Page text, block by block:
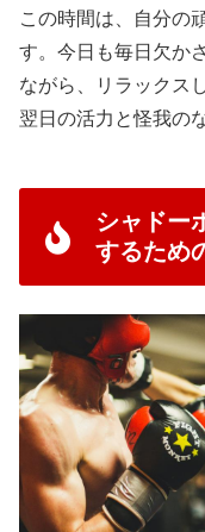
この時間は、自分の
す。今日も毎日欠か
ながら、リラックス
翌日の活力と怪我の
シャドー
するため